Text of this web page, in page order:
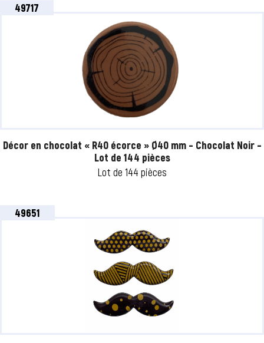
49717
Décor en chocolat « R40 écorce » Ø40 mm – Chocolat Noir –
Lot de 144 pièces
Lot de 144 pièces
49651